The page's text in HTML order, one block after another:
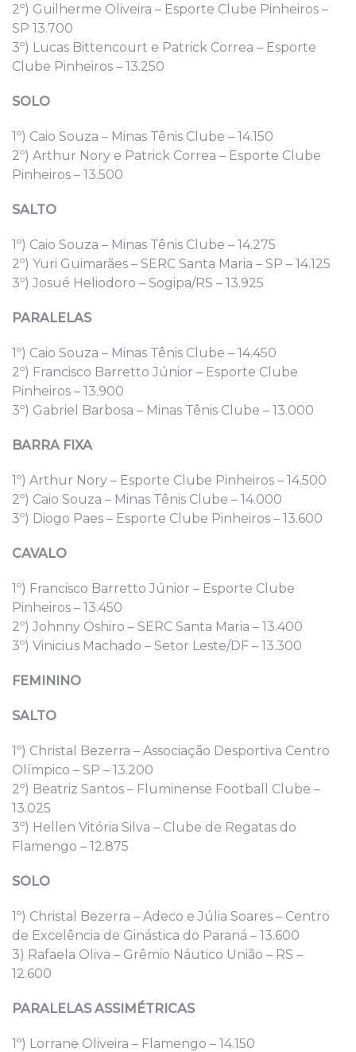
2º) Guilherme Oliveira – Esporte Clube Pinheiros –
SP 13.700
3º) Lucas Bittencourt e Patrick Correa – Esporte
Clube Pinheiros – 13.250
SOLO
1º) Caio Souza – Minas Tênis Clube – 14.150
2º) Arthur Nory e Patrick Correa – Esporte Clube
Pinheiros – 13.500
SALTO
1º) Caio Souza – Minas Tênis Clube – 14.275
2º) Yuri Guimarães – SERC Santa Maria – SP – 14.125
3º) Josué Heliodoro – Sogipa/RS – 13.925
PARALELAS
1º) Caio Souza – Minas Tênis Clube – 14.450
2º) Francisco Barretto Júnior – Esporte Clube
Pinheiros – 13.900
3º) Gabriel Barbosa – Minas Tênis Clube – 13.000
BARRA FIXA
1º) Arthur Nory – Esporte Clube Pinheiros – 14.500
2º) Caio Souza – Minas Tênis Clube – 14.000
3º) Diogo Paes – Esporte Clube Pinheiros – 13.600
CAVALO
1º) Francisco Barretto Júnior – Esporte Clube
Pinheiros – 13.450
2º) Johnny Oshiro – SERC Santa Maria – 13.400
3º) Vinicius Machado – Setor Leste/DF – 13.300
FEMININO
SALTO
1º) Christal Bezerra – Associação Desportiva Centro
Olímpico – SP – 13.200
2º) Beatriz Santos – Fluminense Football Clube –
13.025
3º) Hellen Vitória Silva – Clube de Regatas do
Flamengo – 12.875
SOLO
1º) Christal Bezerra – Adeco e Júlia Soares – Centro
de Excelência de Ginástica do Paraná – 13.600
3) Rafaela Oliva – Grêmio Náutico União – RS –
12.600
PARALELAS ASSIMÉTRICAS
1º) Lorrane Oliveira – Flamengo – 14.150